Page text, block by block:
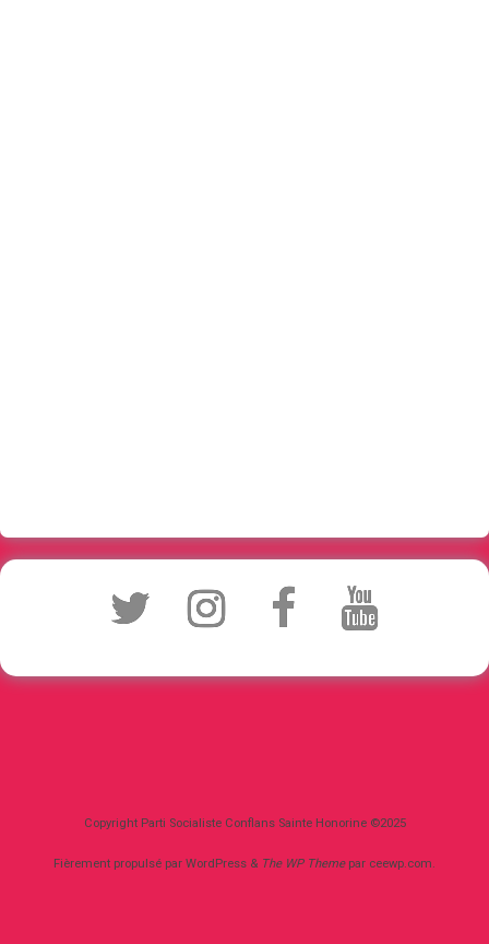
Copyright Parti Socialiste Conflans Sainte Honorine ©2025
Fièrement propulsé par WordPress & The WPThemepar ceewp.com.